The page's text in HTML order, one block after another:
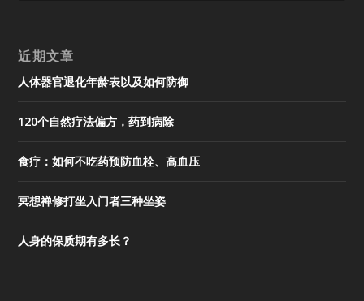
近期文章
人体器官退化年龄表以及如何防御
120个自然疗法偏方，药到病除
食疗：如何不吃药预防血栓、高血压
冥想禅修打坐入门者三种坐姿
人身的保质期有多长？